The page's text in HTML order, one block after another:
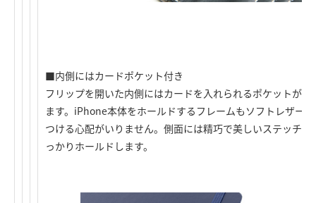
■内側にはカードポケット付き
フリップを開いた内側にはカードを入れられるポケットが
ます。iPhone本体をホールドするフレームもソフトレザー
つける心配がいりません。側面には精巧で美しいステッチ
っかりホールドします。